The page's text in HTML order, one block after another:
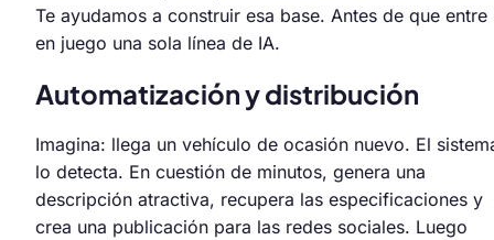
Te ayudamos a construir esa base. Antes de que entre
en juego una sola línea de IA.
Automatización y distribución
Imagina: llega un vehículo de ocasión nuevo. El
lo detecta. En cuestión de minutos, genera una
descripción atractiva, recupera las especificaciones y
crea una publicación para las redes sociales. Luego